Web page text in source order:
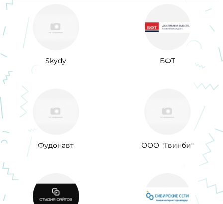
Skydy БФТ
Фудонавт ООО "Твинби"